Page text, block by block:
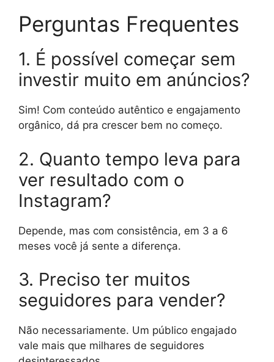
Perguntas Frequentes
1. É possível começar sem
investir muito em anúncios?
Sim! Com conteúdo autêntico e engajamento
orgânico, dá pra crescer bem no começo.
2. Quanto tempo leva para
ver resultado com o
Instagram?
Depende, mas com consistência, em 3 a 6
meses você já sente a diferença.
3. Preciso ter muitos
seguidores para vender?
Não necessariamente. Um público engajado
vale mais que milhares de seguidores